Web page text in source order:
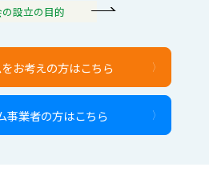
設立の目的
お考えの方はこちら
事業者の方はこちら